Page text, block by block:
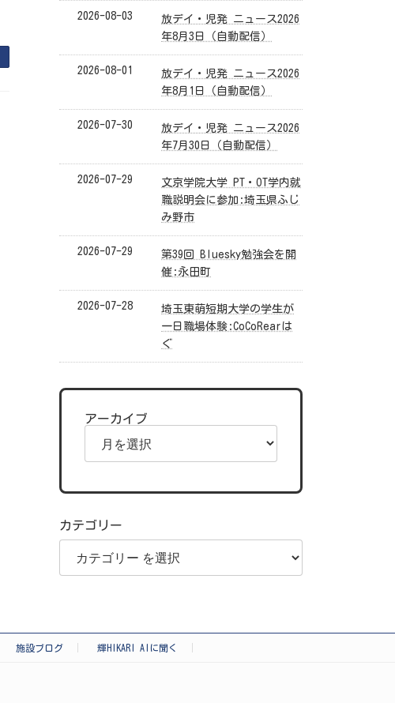
2026-08-03
放デイ・児発 ニュース2026
年8月3日（自動配信）
2026-08-01
放デイ・児発 ニュース2026
年8月1日（自動配信）
2026-07-30
放デイ・児発 ニュース2026
年7月30日（自動配信）
2026-07-29
文京学院大学 PT・OT学内就
職説明会に参加:埼玉県ふじ
み野市
2026-07-29
第39回 Bluesky勉強会を開
催:永田町
2026-07-28
埼玉東萌短期大学の学生が
一日職場体験:CoCoRearは
ぐ
アーカイブ
カテゴリー
施設ブログ 輝HIKARI AIに聞く